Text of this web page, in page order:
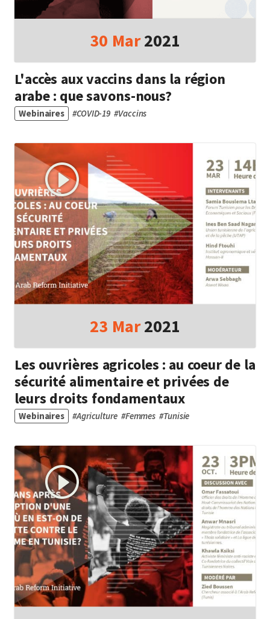
30 Mar 2021
L'accès aux vaccins dans la région
arabe : que savons-nous?
Webinaires #COVID-19 #Vaccins
23 Mar 2021
Les ouvrières agricoles : au coeur de la
sécurité alimentaire et privées de
leurs droits fondamentaux
Webinaires #Agriculture #Femmes #Tunisie